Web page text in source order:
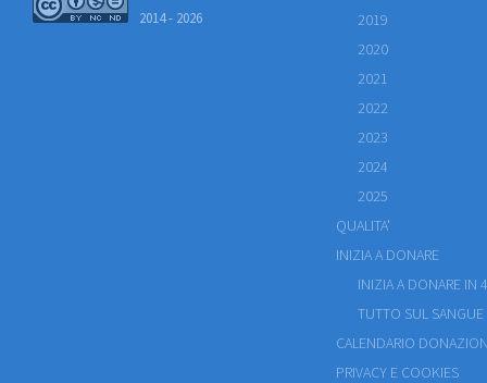
2014 - 2026
2019
2020
2021
2022
2023
2024
2025
QUALITA'
INIZIA A DONARE
INIZIA A DONARE IN
TUTTO SUL SANGUE
CALENDARIO
PRIVACY E COOKIES